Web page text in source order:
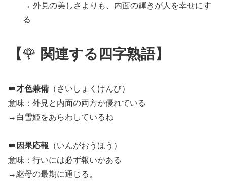
→ 外見の美しさよりも、内面の輝きが人を幸せにす
る
【🌹 関連する四字熟語】
👑才色兼備 （さいしょくけんび）
意味：外見と内面の両方が優れている
→白雪姫をあらわしているね
👑 因果応報 （いんがおうほう）
意味：行いには必ず報いがある
→継母の最期に通じる。